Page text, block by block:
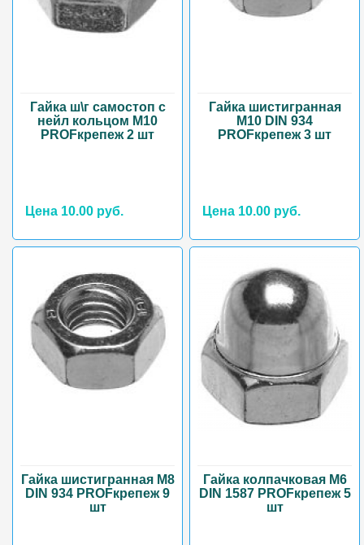
Гайка ш\г самостоп с
нейл кольцом М10
PROFкрепеж 2 шт
Цена 10.00 руб.
Гайка шистигранная
М10 DIN 934
PROFкрепеж 3 шт
Цена 10.00 руб.
Гайка шистигранная М8
DIN 934 PROFкрепеж 9
шт
Гайка колпачковая М6
DIN 1587 PROFкрепеж 5
шт